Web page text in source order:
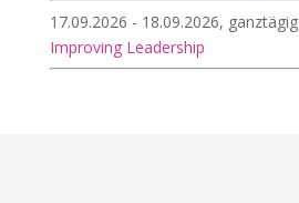
17.09.2026 - 18.09.2026, ganztägig
Improving Leadership